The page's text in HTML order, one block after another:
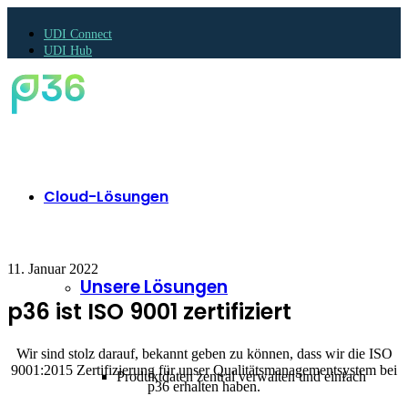
UDI Connect
UDI Hub
Cloud-Lösungen
Unsere Lösungen
Produktdaten zentral verwalten und einfach
11. Januar 2022
p36 ist ISO 9001 zertifiziert
Wir sind stolz darauf, bekannt geben zu können, dass wir die ISO
9001:2015 Zertifizierung für unser Qualitätsmanagementsystem bei
p36 erhalten haben.